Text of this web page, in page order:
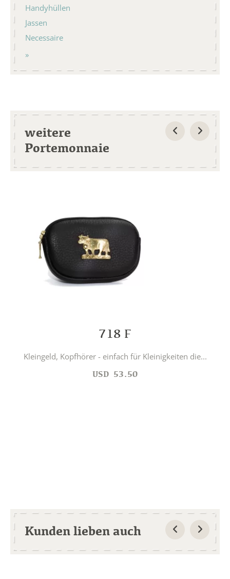
Handyhüllen
Jassen
Necessaire
weitere
Portemonnaie
718 F
Kleingeld, Kopfhörer - einfach für Kleinigkeiten die...
USD 53.50
Kunden lieben auch